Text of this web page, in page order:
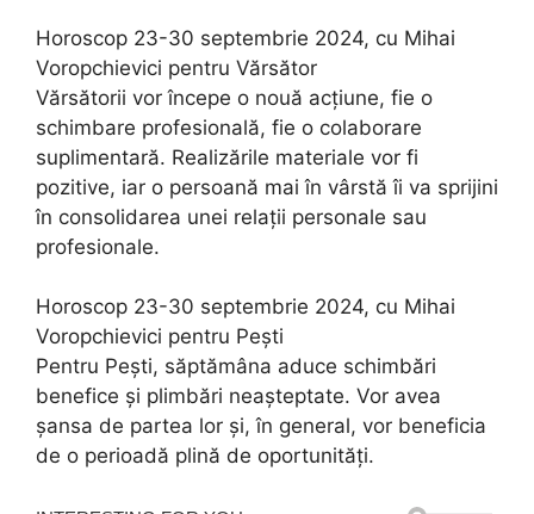
Horoscop 23-30 septembrie 2024, cu Mihai
Voropchievici pentru Vărsător
Vărsătorii vor începe o nouă acțiune, fie o
schimbare profesională, fie o colaborare
suplimentară. Realizările materiale vor fi
pozitive, iar o persoană mai în vârstă îi va sprijini
în consolidarea unei relații personale sau
profesionale.
Horoscop 23-30 septembrie 2024, cu Mihai
Voropchievici pentru Pești
Pentru Pești, săptămâna aduce schimbări
benefice și plimbări neașteptate. Vor avea
șansa de partea lor și, în general, vor beneficia
de o perioadă plină de oportunități.